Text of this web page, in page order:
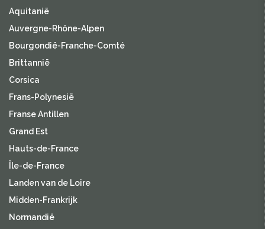
Aquitanië
Auvergne-Rhône-Alpen
Bourgondië-Franche-Comté
Brittannië
Corsica
Frans-Polynesië
Franse Antillen
Grand Est
Hauts-de-France
Île-de-France
Landen van de Loire
Midden-Frankrijk
Normandië